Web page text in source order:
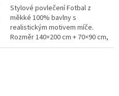
Stylové povlečení Fotbal z
měkké 100% bavlny s
realistickým motivem míče.
Rozměr 140×200 cm + 70×90 cm,
zapínání na zip. Ideální pro